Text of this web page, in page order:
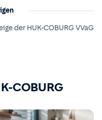
der HUK-COBURG VVaG
COBURG